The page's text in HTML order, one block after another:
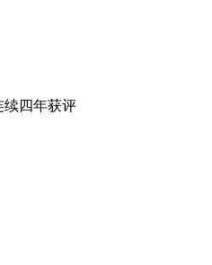
续四年获评